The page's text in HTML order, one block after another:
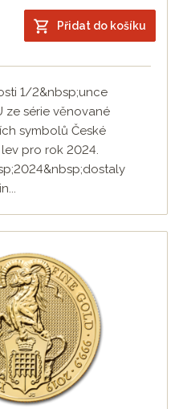
Přidat do košíku
1/2&nbsp;unce
ze série věnované
symbolů České
pro rok 2024.